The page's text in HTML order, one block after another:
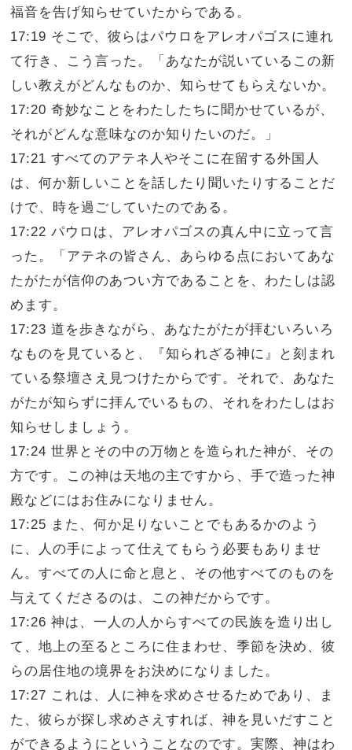
福音を告げ知らせていたからである。
17:19 そこで、彼らはパウロをアレオパゴスに連れ
て行き、こう言った。「あなたが説いているこの新
しい教えがどんなものか、知らせてもらえないか。
17:20 奇妙なことをわたしたちに聞かせているが、
それがどんな意味なのか知りたいのだ。」
17:21 すべてのアテネ人やそこに在留する外国人
は、何か新しいことを話したり聞いたりすることだ
けで、時を過ごしていたのである。
17:22 パウロは、アレオパゴスの真ん中に立って言
った。「アテネの皆さん、あらゆる点においてあな
たがたが信仰のあつい方であることを、わたしは認
めます。
17:23 道を歩きながら、あなたがたが拝むいろいろ
なものを見ていると、『知られざる神に』と刻まれ
ている祭壇さえ見つけたからです。それで、あなた
がたが知らずに拝んでいるもの、それをわたしはお
知らせしましょう。
17:24 世界とその中の万物とを造られた神が、その
方です。この神は天地の主ですから、手で造った神
殿などにはお住みになりません。
17:25 また、何か足りないことでもあるかのよう
に、人の手によって仕えてもらう必要もありませ
ん。すべての人に命と息と、その他すべてのものを
与えてくださるのは、この神だからです。
17:26 神は、一人の人からすべての民族を造り出し
て、地上の至るところに住まわせ、季節を決め、彼
らの居住地の境界をお決めになりました。
17:27 これは、人に神を求めさせるためであり、ま
た、彼らが探し求めさえすれば、神を見いだすこと
ができるようにということなのです。実際、神はわ